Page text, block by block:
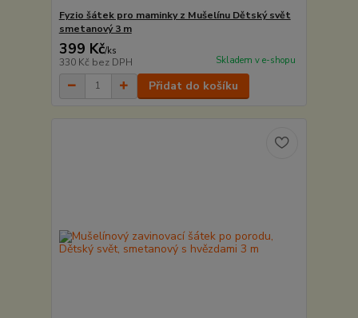
Fyzio šátek pro maminky z Mušelínu Dětský svět
smetanový 3 m
399 Kč/ks
330 Kč bez DPH Skladem v e-shopu
Přidat do košíku